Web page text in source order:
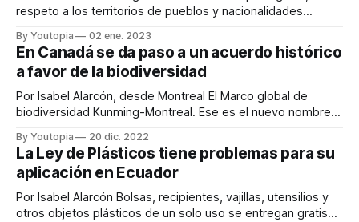
respeto a los territorios de pueblos y nacionalidades
recuperar su biodiversidad fueron temas clave en la
Convención de las Naciones Unidas para la Diversidad
Biológica (COP15). En este evento, que
By Youtopia 02 ene. 2023
En Canadá se da paso a un acuerdo histórico
a favor de la biodiversidad
Por Isabel Alarcón, desde Montreal El Marco global de
biodiversidad Kunming-Montreal. Ese es el nuevo nombre
detener y revertir la pérdida de biodiversidad en el mundo.
Este momento llegó durante la madrugada del último día de
la Conferencia de las Naciones Unidas
By Youtopia 20 dic. 2022
La Ley de Plásticos tiene problemas para su
aplicación en Ecuador
Por Isabel Alarcón Bolsas, recipientes, vajillas, utensilios y
otros objetos plásticos de un solo uso se entregan gratis